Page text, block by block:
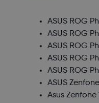
ASUS ROG
ASUS ROG
ASUS ROG
ASUS ROG
ASUS ROG
ASUS
Asus Zenfone